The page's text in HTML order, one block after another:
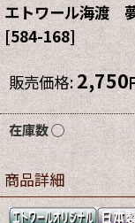
エトワール海渡
[584-168]
販売価格:2,750
在庫数 ◯
商品詳細